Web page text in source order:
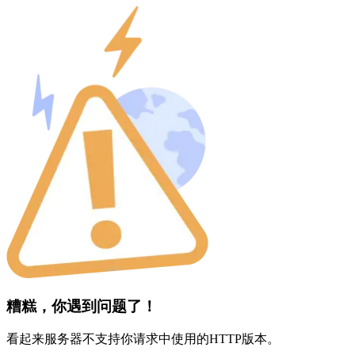
糟糕，你遇到问题了！
看起来服务器不支持你请求中使用的HTTP版本。